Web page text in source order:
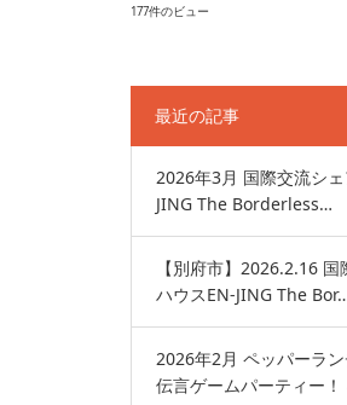
177件のビュー
最近の記事
2026年3月 国際交流シ
JING The Borderless…
【別府市】2026.2.16
ハウスEN-JING The
2026年2月 ペッパーラン
伝言ゲームパーティー